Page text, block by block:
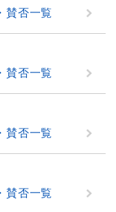
賛否一覧
賛否一覧
賛否一覧
賛否一覧